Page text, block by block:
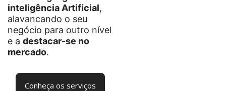
inteligência Artificial,
alavancando o seu
negócio para outro nível
e a destacar-se no
mercado.
Conheça os serviços